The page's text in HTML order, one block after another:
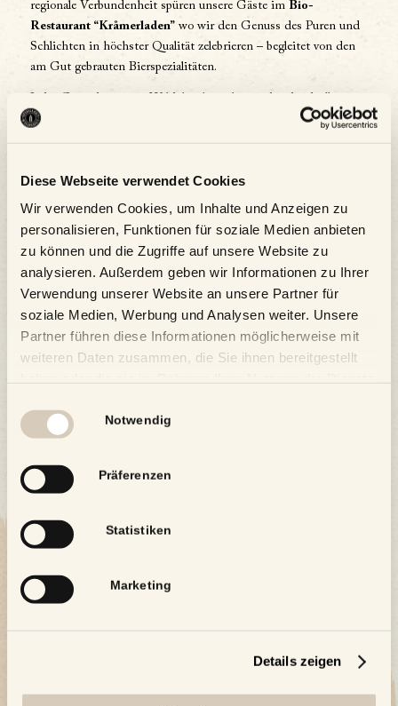
Diese Webseite verwendet Cookies
Wir verwenden Cookies, um Inhalte und Anzeigen zu
personalisieren, Funktionen für soziale Medien anbieten
zu können und die Zugriffe auf unsere Website zu
analysieren. Außerdem geben wir Informationen zu Ihrer
Verwendung unserer Website an unsere Partner für
soziale Medien, Werbung und Analysen weiter. Unsere
Partner führen diese Informationen möglicherweise mit
weiteren Daten zusammen, die Sie ihnen bereitgestellt
Notwendig
Präferenzen
Statistiken
Marketing
Details zeigen
regionale Verbundenheit spüren unsere Gäste im Bio-
Restaurant “Kråmerladen”wo wir den Genuss des Puren und
Schlichten in höchster Qualität zelebrieren – begleitet von den
am Gut gebrauten Bierspezialitäten.
empfangen, um das Gefühl von
zu-Hause-ankommenzu
Wertschätzung.
Das macht uns am Stiegl-Gut Wildshut aus und deshalb passt
>> Hier geht’s zu unserer Seite <<